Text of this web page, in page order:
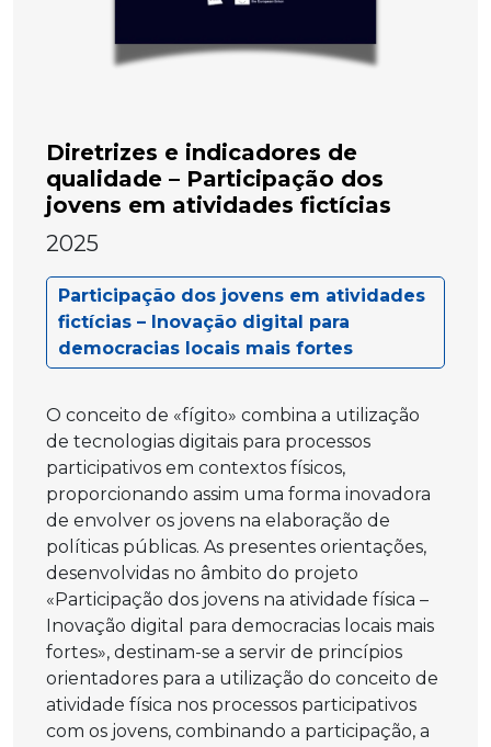
Diretrizes e indicadores de
qualidade – Participação dos
jovens em atividades fictícias
2025
Participação dos jovens em atividades
fictícias – Inovação digital para
democracias locais mais fortes
O conceito de «fígito» combina a utilização
de tecnologias digitais para processos
participativos em contextos físicos,
proporcionando assim uma forma inovadora
de envolver os jovens na elaboração de
políticas públicas. As presentes orientações,
desenvolvidas no âmbito do projeto
«Participação dos jovens na atividade física –
Inovação digital para democracias locais mais
fortes», destinam-se a servir de princípios
orientadores para a utilização do conceito de
atividade física nos processos participativos
com os jovens, combinando a participação, a